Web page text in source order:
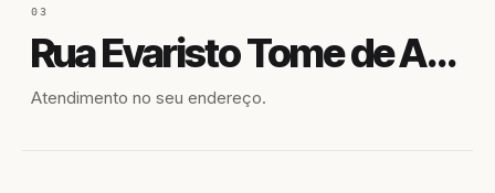
03
Rua Evaristo Tome de Araujo
Atendimento no seu endereço.